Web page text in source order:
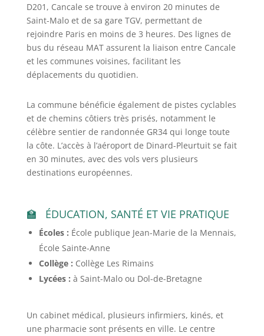
D201, Cancale se trouve à environ 20 minutes de
Saint-Malo et de sa gare TGV, permettant de
rejoindre Paris en moins de 3 heures. Des lignes de
bus du réseau MAT assurent la liaison entre Cancale
et les communes voisines, facilitant les
déplacements du quotidien.
La commune bénéficie également de pistes cyclables
et de chemins côtiers très prisés, notamment le
célèbre sentier de randonnée GR34 qui longe toute
la côte. L’accès à l’aéroport de Dinard-Pleurtuit se fait
en 30 minutes, avec des vols vers plusieurs
destinations européennes.
ÉDUCATION, SANTÉ ET VIE PRATIQUE
Écoles : École publique Jean-Marie de la Mennais,
École Sainte-Anne
Collège : Collège Les Rimains
Lycées : à Saint-Malo ou Dol-de-Bretagne
Un cabinet médical, plusieurs infirmiers, kinés, et
une pharmacie sont présents en ville. Le centre